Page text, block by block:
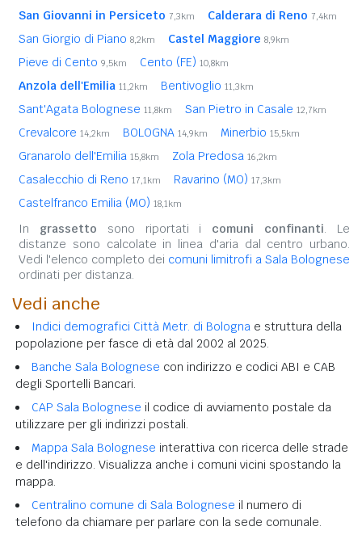
San Giovanni in Persiceto 7,3km Calderara di Reno 7,4km
San Giorgio di Piano 8,2km Castel Maggiore 8,9km
Pieve di Cento 9,5km Cento (FE) 10,8km
Anzola dell'Emilia 11,2km Bentivoglio 11,3km
Sant'Agata Bolognese 11,8km San Pietro in Casale 12,7km
Crevalcore 14,2km BOLOGNA 14,9km Minerbio 15,5km
Granarolo dell'Emilia 15,8km Zola Predosa 16,2km
Casalecchio di Reno 17,1km Ravarino (MO) 17,3km
Castelfranco Emilia (MO) 18,1km
In grassetto sono riportati i comuni confinanti. Le
distanze sono calcolate in linea d'aria dal centro urbano.
Vedi l'elenco completo dei comuni limitrofi a Sala Bolognese
ordinati per distanza.
Vedi anche
Indici demografici Città Metr. di Bologna e struttura della
popolazione per fasce di età dal 2002 al 2025.
Banche Sala Bolognese con indirizzo e codici ABI e CAB
degli Sportelli Bancari.
CAP Sala Bolognese il codice di avviamento postale da
utilizzare per gli indirizzi postali.
Mappa Sala Bolognese interattiva con ricerca delle strade
e dell'indirizzo. Visualizza anche i comuni vicini spostando la
mappa.
Centralino comune di Sala Bolognese il numero di
telefono da chiamare per parlare con la sede comunale.